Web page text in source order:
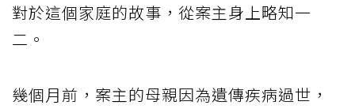
對於這個家庭的故事，從案主身上略知一
二。
幾個月前，案主的母親因為遺傳疾病過世，